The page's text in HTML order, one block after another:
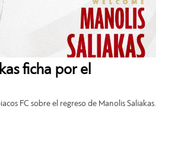
ficha por el
FC sobre el regreso de Manolis Saliakas.